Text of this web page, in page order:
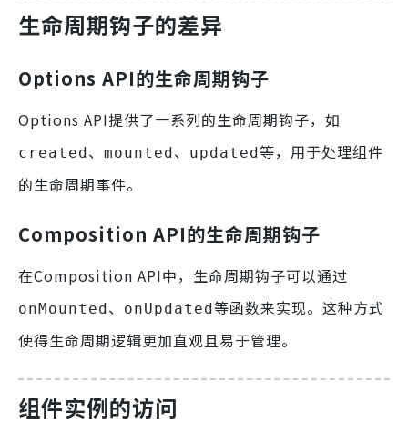
生命周期钩子的差异
Options API的生命周期钩子
Options API提供了一系列的生命周期钩子，如
created、 mounted、 updated等，用于处理组件
的生命周期事件。
Composition API的生命周期钩子
在Composition API中，生命周期钩子可以通过
onMounted、 onUpdated等函数来实现。这种方式
使得生命周期逻辑更加直观且易于管理。
组件实例的访问